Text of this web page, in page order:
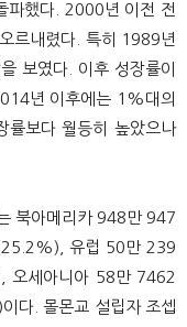
했다. 2000년 이전 전
르내렸다. 특히 1989년
보였다. 이후 성장률이
년 이후에는 1%대의
률보다 월등히 높았으나
북아메리카 948만 947
유럽 50만 239
세아니아 58만 7462
다. 몰몬교 설립자 조셉